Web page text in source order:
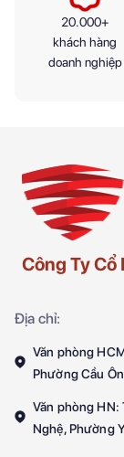
20.000+
khách hàng
doanh nghiệp
Công Ty Cổ
Địa chỉ:
Văn phòng
Phường Cầu
Văn phòng HN:
Nghệ, Phường